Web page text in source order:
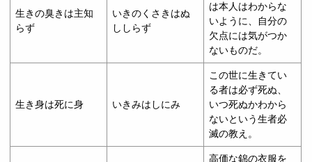
生きの臭きは主知
らず
いきのくさきはぬ
ししらず
は本人はわからな
いように、自分の
欠点には気がつか
ないものだ。
生き身は死に身 いきみはしにみ
この世に生きてい
る者は必ず死ぬ、
いつ死ぬかわから
ないという生者必
滅の教え。
高価な錦の衣服を